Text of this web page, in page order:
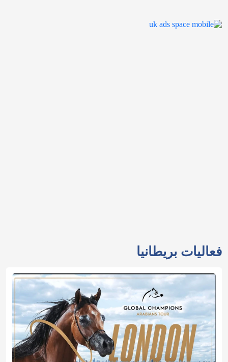
فعاليات بريطانيا